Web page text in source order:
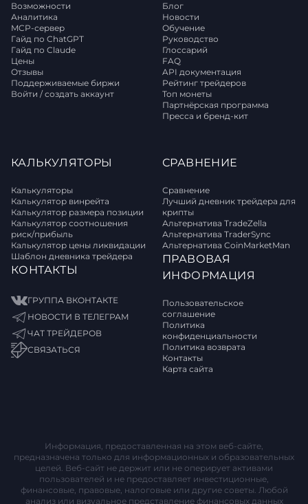
Возможности
Аналитика
MCP-сервер
Гайд по ChatGPT
Гайд по Claude
Цены
Отзывы
Поддерживаемые биржи
Войти / создать аккаунт
Блог
Новости
Обучение
Руководство
Глоссарий
FAQ
API документация
Рейтинг трейдеров
Топ монеты
Партнёрская программа
Пресса и бренд-кит
КАЛЬКУЛЯТОРЫ
Калькуляторы
Калькулятор винрейта
Калькулятор размера позиции
Калькулятор соотношения
риск/прибыль
Калькулятор цены ликвидации
Шаблон дневника трейдера
КОНТАКТЫ
ГРУППА ВКОНТАКТЕ
НОВОСТИ В ТЕЛЕГРАМ
ЧАТ ТРЕЙДЕРОВ
СВЯЗАТЬСЯ
СРАВНЕНИЕ
Сравнение
Лучший дневник трейдера для
крипты
Альтернатива TradeZella
Альтернатива TraderSync
Альтернатива CoinMarketMan
ПРАВОВАЯ
ИНФОРМАЦИЯ
Пользовательское
соглашение
Политика
конфиденциальности
Политика возврата
Контакты
Карта сайта
Информация, предоставленная на этом веб-сайте,
предназначена только для информационных и образовательных
целей. Веб-сайт не держит или не оперирует активами
пользователей и не предоставляет инвестиционные,
финансовые, правовые, налоговые или другие советы. Любой
анализ или визуальное представление финансовых данных